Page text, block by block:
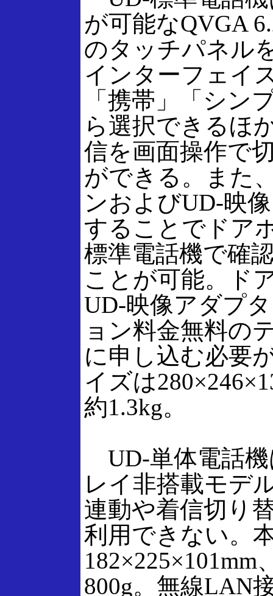
が可能なQVGA
のタッチパネル
インターフェイ
「携帯」「シン
ら選択できるほ
信を画面操作で
ができる。また
ンおよびUD-映
することでドア
標準電話機で確
ことが可能。ド
UD-映像アダプ
ョン料金無料の
に申し込む必要
イズは
約1.3kg。
UD-単体電話
レイ非搭載モデ
連動や着信切り
利用できない。
182×225×101mm
800g。無線LAN